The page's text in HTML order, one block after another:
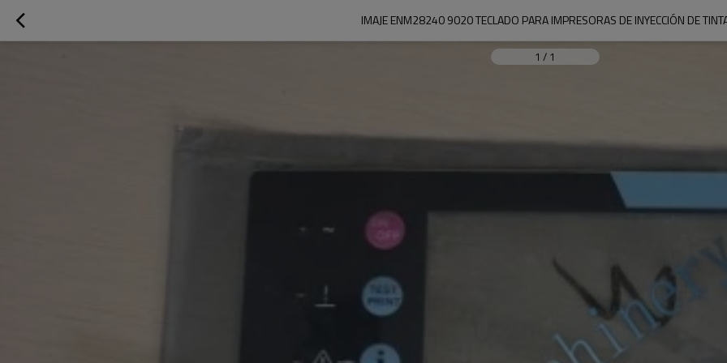
IMAJE ENM28240 9020 TECLADO PARA IMPRESORAS DE INYECCIÓN DE
1 / 1